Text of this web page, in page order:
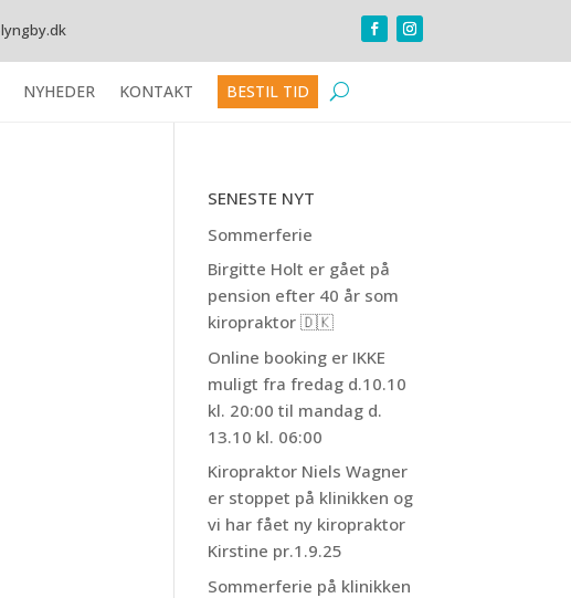
NYHEDER KONTAKT BESTIL TID
SENESTE NYT
Sommerferie
Birgitte Holt er gået på
pension efter 40 år som
kiropraktor 🇩🇰
Online booking er IKKE
muligt fra fredag d.10.10
kl. 20:00 til mandag d.
13.10 kl. 06:00
Kiropraktor Niels Wagner
er stoppet på klinikken og
vi har fået ny kiropraktor
Kirstine pr.1.9.25
Sommerferie på klinikken